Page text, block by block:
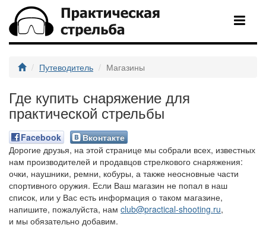
Путеводитель Магазины
Где купить снаряжение для
практической стрельбы
Facebook
Вконтакте
Дорогие друзья, на этой странице мы собрали всех, известных
нам производителей и продавцов стрелкового снаряжения:
очки, наушники, ремни, кобуры, а также неосновные части
спортивного оружия. Если Ваш магазин не попал в наш
список, или у Вас есть информация о таком магазине,
напишите, пожалуйста, нам club@practical-shooting.ru,
и мы обязательно добавим.